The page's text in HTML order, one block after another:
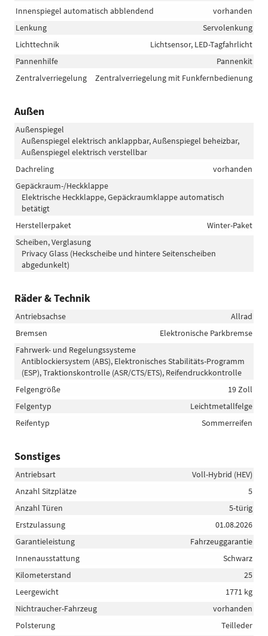
Innenspiegel automatisch abblendend
vorhanden
Lenkung
Servolenkung
Lichttechnik
Lichtsensor, LED-Tagfahrlicht
Pannenhilfe
Pannenkit
Zentralverriegelung
Zentralverriegelung mit Funkfernbedienung
Außen
Außenspiegel
Außenspiegel elektrisch anklappbar, Außenspiegel beheizbar,
Außenspiegel elektrisch verstellbar
Dachreling
vorhanden
Gepäckraum-/Heckklappe
Elektrische Heckklappe, Gepäckraumklappe automatisch
betätigt
Herstellerpaket
Winter-Paket
Scheiben, Verglasung
Privacy Glass (Heckscheibe und hintere Seitenscheiben
abgedunkelt)
Räder & Technik
Antriebsachse
Allrad
Bremsen
Elektronische Parkbremse
Fahrwerk- und Regelungssysteme
Antiblockiersystem (ABS), Elektronisches Stabilitäts-Programm
(ESP), Traktionskontrolle (ASR/CTS/ETS), Reifendruckkontrolle
Felgengröße
19 Zoll
Felgentyp
Leichtmetallfelge
Reifentyp
Sommerreifen
Sonstiges
Antriebsart
Voll-Hybrid (HEV)
Anzahl Sitzplätze
5
Anzahl Türen
5-türig
Erstzulassung
01.08.2026
Garantieleistung
Fahrzeuggarantie
Innenausstattung
Schwarz
Kilometerstand
25
Leergewicht
1771 kg
Nichtraucher-Fahrzeug
vorhanden
Polsterung
Teilleder